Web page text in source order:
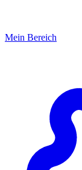
Mein Bereich